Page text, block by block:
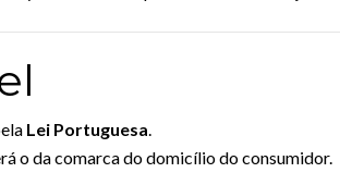
Lei Portuguesa.
o da comarca do domicílio do consumidor.